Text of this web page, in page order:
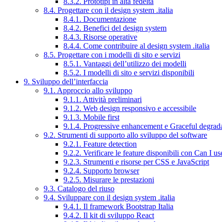
8.4. Progettare con il design system .italia
8.4.1. Documentazione
8.4.2. Benefici del design system
8.4.3. Risorse operative
8.4.4. Come contribuire al design system .italia
8.5. Progettare con i modelli di sito e servizi
8.5.1. Vantaggi dell’utilizzo dei modelli
8.5.2. I modelli di sito e servizi disponibili
9. Sviluppo dell’interfaccia
9.1. Approccio allo sviluppo
9.1.1. Attività preliminari
9.1.2. Web design responsivo e accessibile
9.1.3. Mobile first
9.1.4. Progressive enhancement e Graceful
9.2. Strumenti di supporto allo sviluppo del software
9.2.1. Feature detection
9.2.2. Verificare le feature disponibili con Can I
9.2.3. Strumenti e risorse per CSS e JavaScript
9.2.4. Supporto browser
9.2.5. Misurare le prestazioni
9.3. Catalogo del riuso
9.4. Sviluppare con il design system .italia
9.4.1. Il framework Bootstrap Italia
9.4.2. Il kit di sviluppo React